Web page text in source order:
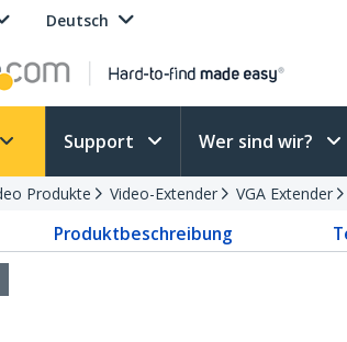
Deutsch
Support Wer sind wir?
Produkte Video-Extender VGA Extender
Produktbeschreibung